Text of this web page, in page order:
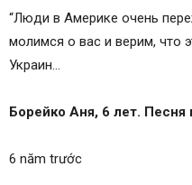
“Люди в Америке очень
молимся о вас и верим, что
Украин…
Борейко Аня, 6 лет. Песня
6 năm trước